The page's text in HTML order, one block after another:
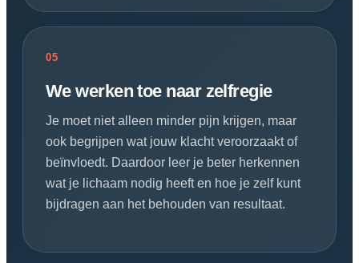
05
We werken toe naar zelfregie
Je moet niet alleen minder pijn krijgen, maar
ook begrijpen wat jouw klacht veroorzaakt of
beïnvloedt. Daardoor leer je beter herkennen
wat je lichaam nodig heeft en hoe je zelf kunt
bijdragen aan het behouden van resultaat.